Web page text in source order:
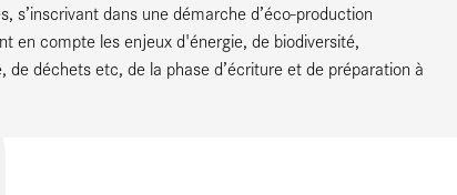
s’inscrivant dans une démarche d’éco-production
en compte les enjeux d'énergie, de biodiversité,
de déchets etc, de la phase d’écriture et de préparation à